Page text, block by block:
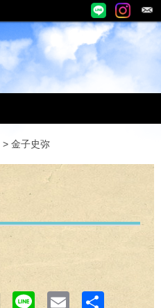
> 金子史弥
Tumblr Line Email